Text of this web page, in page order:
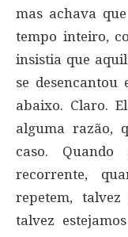
mas achava
tempo inteiro,
insistia que
se
abaixo. Claro.
alguma razão,
caso. Quando
recorrente,
repetem,
talvez